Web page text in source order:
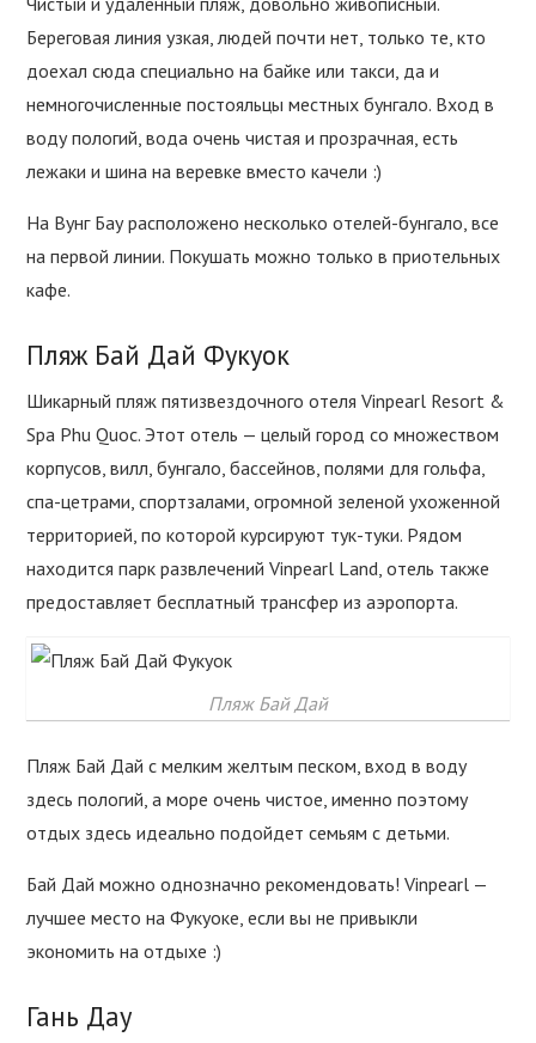
Береговая линия узкая, людей почти нет, только те, кто
доехал сюда специально на байке или такси, да и
немногочисленные постояльцы местных бунгало. Вход в
воду пологий, вода очень чистая и прозрачная, есть
лежаки и шина на веревке вместо качели :)
На Вунг Бау расположено несколько отелей-бунгало, все
на первой линии. Покушать можно только в приотельных
кафе.
Пляж Бай Дай Фукуок
Шикарный пляж пятизвездочного отеля Vinpearl Resort &
Spa Phu Quoc. Этот отель — целый город со множеством
корпусов, вилл, бунгало, бассейнов, полями для гольфа,
спа-цетрами, спортзалами, огромной зеленой ухоженной
территорией, по которой курсируют тук-туки. Рядом
находится парк развлечений Vinpearl Land, отель также
предоставляет бесплатный трансфер из аэропорта.
Пляж Бай Дай
Пляж Бай Дай с мелким желтым песком, вход в воду
здесь пологий, а море очень чистое, именно поэтому
отдых здесь идеально подойдет семьям с детьми.
Бай Дай можно однозначно рекомендовать! Vinpearl —
лучшее место на Фукуоке, если вы не привыкли
экономить на отдыхе :)
Гань Дау